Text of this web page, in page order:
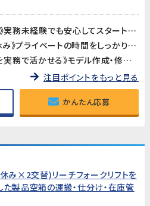
《先輩社員が丁寧に教育》実務未経験でも安心してスタートできます。評価試験の経験が浅い方も、手順書に沿って進めるので大丈夫です。
《年間休日121日・土日休み》プライベートの時間をしっかり確保できる環境です。
《SolidWorksのスキルを実務で活かせる》モデル作成・修正のスキルを、大手自動車部品メーカーの開発現場で活かせます。
注目ポイントをもっと見る
かんたん応募
み×2交替)リーチフォークリフトを
た製品空箱の運搬・仕分け・在庫管